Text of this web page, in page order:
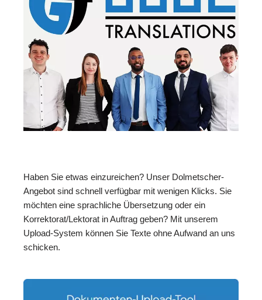
Haben Sie etwas einzureichen? Unser Dolmetscher-
Angebot sind schnell verfügbar mit wenigen Klicks. Sie
möchten eine sprachliche Übersetzung oder ein
Korrektorat/Lektorat in Auftrag geben? Mit unserem
Upload-System können Sie Texte ohne Aufwand an uns
schicken.